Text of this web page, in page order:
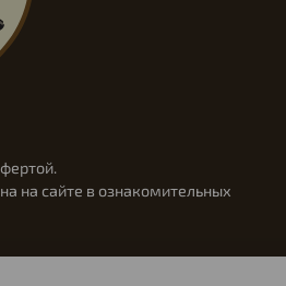
на сайте в ознакомительных